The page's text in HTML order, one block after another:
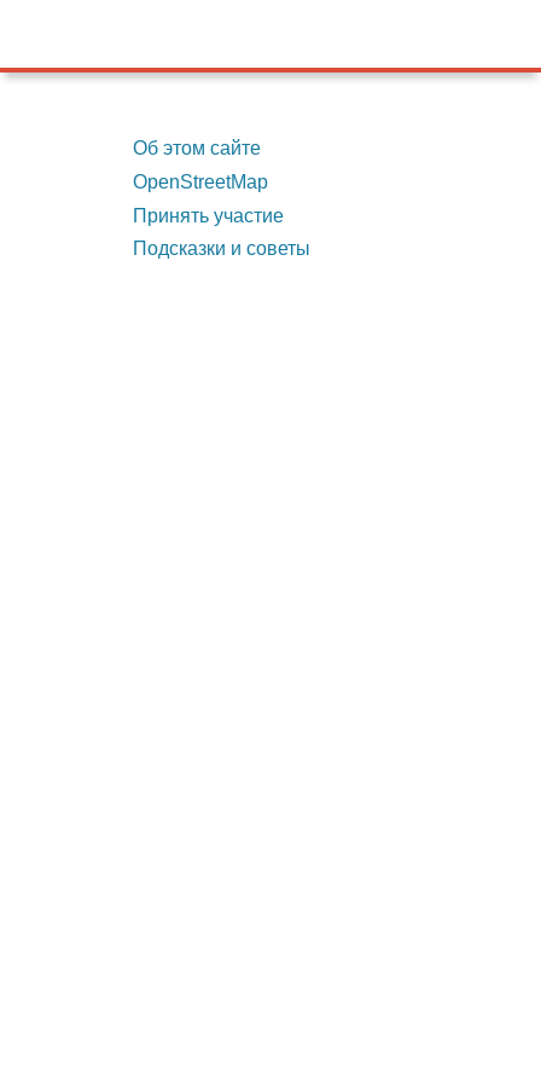
Об этом сайте
OpenStreetMap
Принять участие
Подсказки и советы